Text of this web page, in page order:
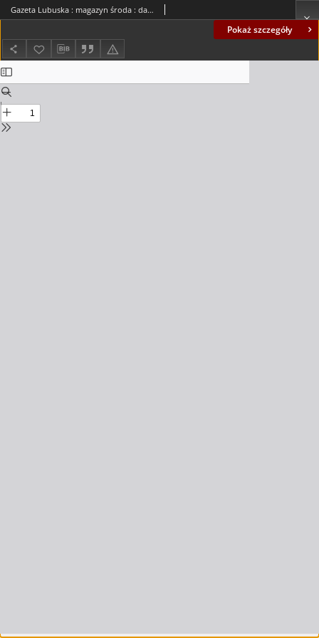
Pokaż szczegóły
Gazeta Lubuska : magazyn środa : dawniej Zielonogórska-Gorzowska R. XLII [właśc. XLIII], nr 251 (26 października 1994). - Wyd. 1